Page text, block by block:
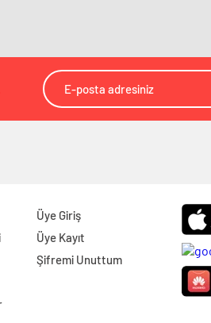
HatayGazeteleri
Gazeteleri
Kastamonu
Gazeteleri
Üye Giriş
Üye Kayıt
Şifremi Unuttum